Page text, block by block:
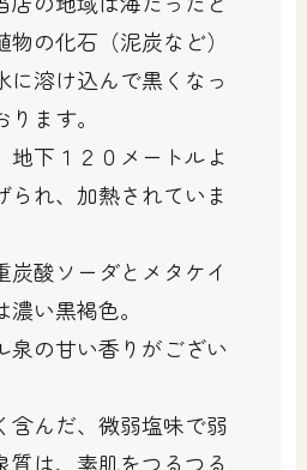
の化石（泥炭など）
に溶け込んで黒くなっ
ます。
地下１２０メートルよ
られ、加熱されていま
炭酸ソーダとメタケイ
い黒褐色。
泉の甘い香りがござい
含んだ、微弱塩味で弱
質は、素肌をつるつる